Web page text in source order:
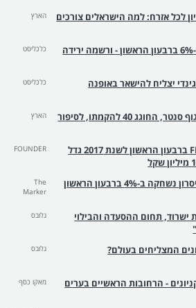
לכל אזרח: למה הישראלים צורכים
הארץ
עזריאלי צמחה ב-6% ברבעון הראשון - ורשמה ירידה
כלכליסט
יצליח להישאר באופנה כלכליסט
מה הפך את דיזנגוף סנטר, החוגג 40 להקמתו, לסיפור
הארץ
מליסרון >> ה-FFO ברבעון הראשון לשנת 2017 גדל
FOUNDER
הרווחיות של מליסרון נשחקה ב-4% ברבעון הראשון
The
Marker
ישרוד, תחום ההסעדה והבילוי
גלובס
המצליחים בעולם? גלובס
- הרחובות הראשיים בערים
מאקו כסף